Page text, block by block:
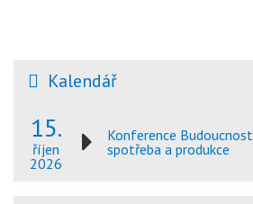
Kalendář
15.
říjen
2026
Konference
spotřeba a produkce